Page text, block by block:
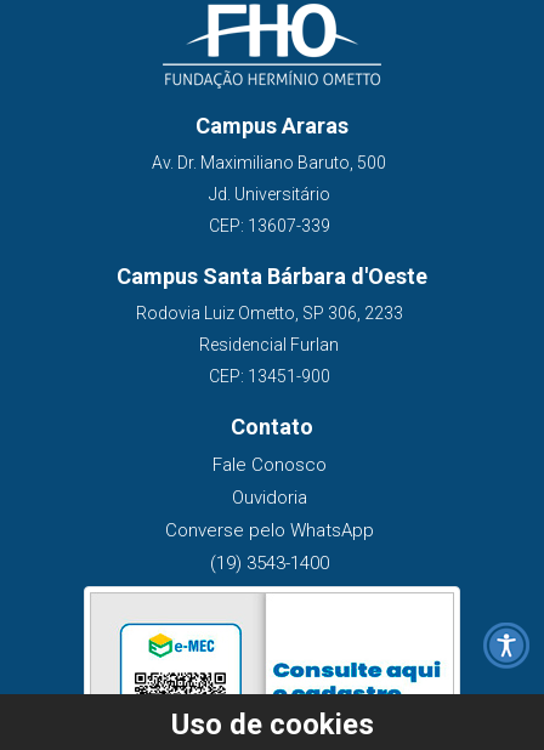
Campus Araras
Av. Dr. Maximiliano Baruto, 500
Jd. Universitário
CEP: 13607-339
Campus Santa Bárbara d'Oeste
Rodovia Luiz Ometto, SP 306, 2233
Residencial Furlan
CEP: 13451-900
Contato
Fale Conosco
Ouvidoria
Converse pelo WhatsApp
(19) 3543-1400
Uso de cookies